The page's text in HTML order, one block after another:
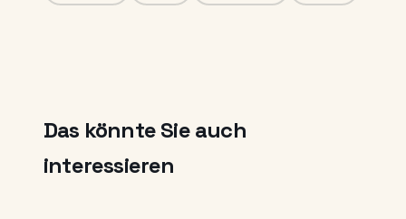
Das könnte Sie auch
interessieren